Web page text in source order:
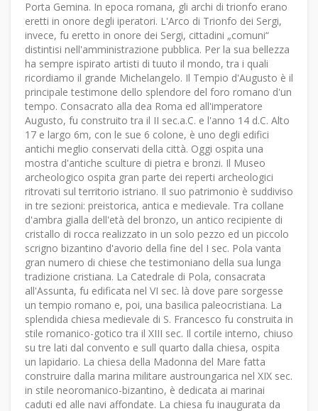
Porta Gemina. In epoca romana, gli archi di trionfo erano
eretti in onore degli iperatori. L'Arco di Trionfo dei Sergi,
invece, fu eretto in onore dei Sergi, cittadini „comuni“
distintisi nell'amministrazione pubblica. Per la sua bellezza
ha sempre ispirato artisti di tuuto il mondo, tra i quali
ricordiamo il grande Michelangelo. Il Tempio d'Augusto è il
principale testimone dello splendore del foro romano d'un
tempo. Consacrato alla dea Roma ed all'imperatore
Augusto, fu construito tra il II sec.a.C. e l'anno 14 d.C. Alto
17 e largo 6m, con le sue 6 colone, è uno degli edifici
antichi meglio conservati della città. Oggi ospita una
mostra d'antiche sculture di pietra e bronzi. Il Museo
archeologico ospita gran parte dei reperti archeologici
ritrovati sul territorio istriano. Il suo patrimonio è suddiviso
in tre sezioni: preistorica, antica e medievale. Tra collane
d'ambra gialla dell'età del bronzo, un antico recipiente di
cristallo di rocca realizzato in un solo pezzo ed un piccolo
scrigno bizantino d'avorio della fine del I sec. Pola vanta
gran numero di chiese che testimoniano della sua lunga
tradizione cristiana. La Catedrale di Pola, consacrata
all'Assunta, fu edificata nel VI sec. là dove pare sorgesse
un tempio romano e, poi, una basilica paleocristiana. La
splendida chiesa medievale di S. Francesco fu construita in
stile romanico-gotico tra il XIII sec. Il cortile interno, chiuso
su tre lati dal convento e sull quarto dalla chiesa, ospita
un lapidario. La chiesa della Madonna del Mare fatta
construire dalla marina militare austroungarica nel XIX sec.
in stile neoromanico-bizantino, è dedicata ai marinai
caduti ed alle navi affondate. La chiesa fu inaugurata da